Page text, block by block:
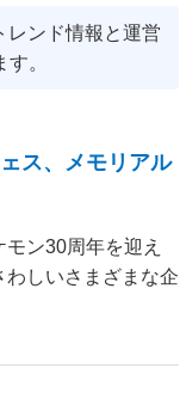
レンド情報と運営
。
ス、メモリアル
ン30周年を迎え
しいさまざまな企